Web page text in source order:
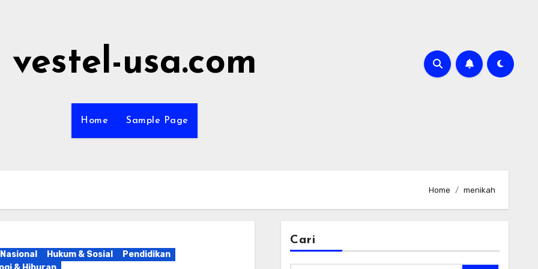
vestel-usa.com
Home Sample Page
Home menikah
Hukum & Sosial
Pendidikan
Cari